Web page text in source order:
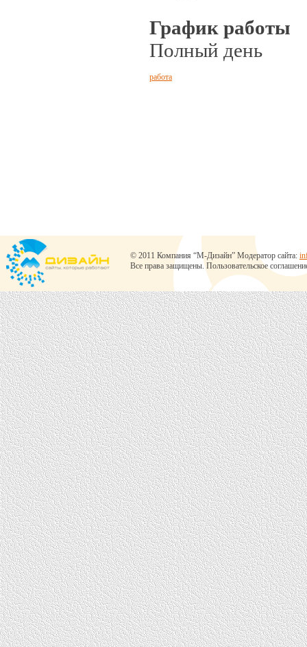
График работы
Полный день
работа
© 2011 Компания “М-Дизайн” Модератор сайта:
Все права защищены.Пользовательское